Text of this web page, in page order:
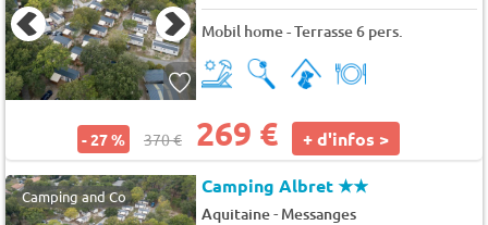
Mobil home - Terrasse 6 pers.
- 27 % 370 € 269 € + d'infos >
Camping and Co Camping Albret★★
Aquitaine- Messanges